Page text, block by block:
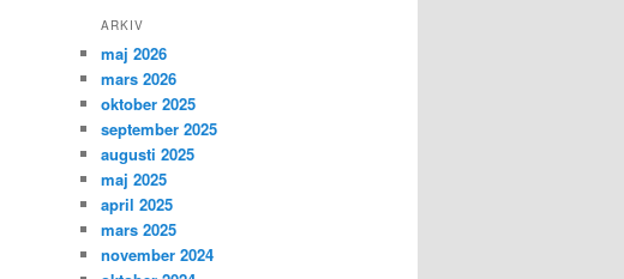
ARKIV
maj 2026
mars 2026
oktober 2025
september 2025
augusti 2025
maj 2025
april 2025
mars 2025
november 2024